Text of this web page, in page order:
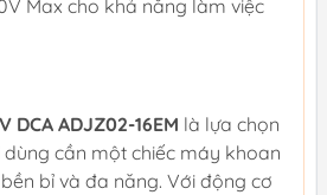
Max cho khả năng làm việc
DCA ADJZ02-16EM là lựa chọn
cần một chiếc máy khoan
bỉ và đa năng. Với động cơ